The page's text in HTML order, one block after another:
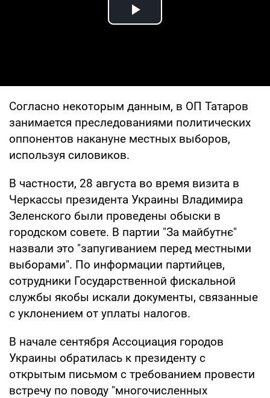
Play Video
Согласно некоторым данным, в ОП Татаров
занимается преследованиями политических
оппонентов накануне местных выборов,
используя силовиков.
В частности, 28 августа во время визита в
Черкассы президента Украины Владимира
Зеленского были проведены обыски в
городском совете. В партии "За майбутнє"
назвали это "запугиванием перед местными
выборами". По информации партийцев,
сотрудники Государственной фискальной
службы якобы искали документы, связанные
с уклонением от уплаты налогов.
В начале сентября Ассоциация городов
Украины обратилась к президенту с
открытым письмом с требованием провести
встречу по поводу "многочисленных